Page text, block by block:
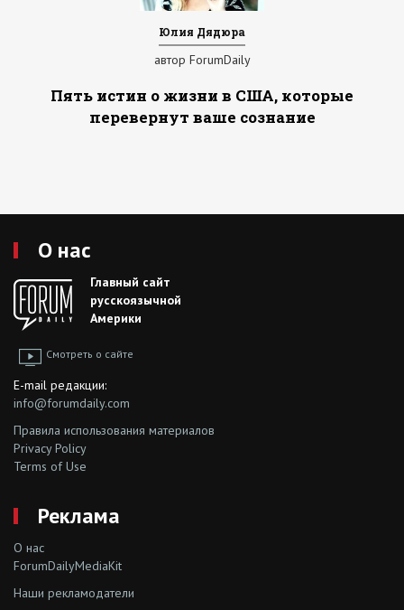
Юлия Дядюра
автор ForumDaily
Пять истин о жизни в США, которые
перевернут ваше сознание
О нас
Главный сайт
русскоязычной
Америки
Смотреть о сайте
E-mail редакции:
info@forumdaily.com
Правила использования материалов
Privacy Policy
Terms of Use
Реклама
О нас
ForumDailyMediaKit
Наши рекламодатели